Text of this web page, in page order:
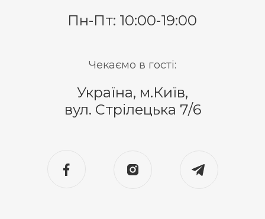
Чекаємо в гості:
Україна, м.Київ,
вул. Стрілецька 7/6
Пн-Пт: 10:00-19:00